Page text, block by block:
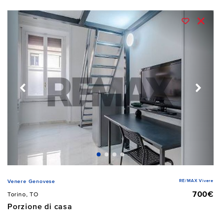
Venere Genovese RE/MAX Vivere
Torino, TO
700€
Porzione di casa